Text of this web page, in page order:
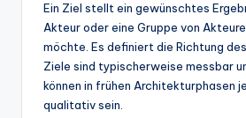
Ein Ziel stellt ein gewünschtes
Akteur oder eine Gruppe von
möchte. Es definiert die Richtung
Ziele sind typischerweise messbar
können in frühen Architekturphasen
qualitativ sein.